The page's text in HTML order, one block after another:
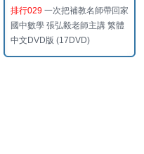
排行029 一次把補教名師帶回家
國中數學 張弘毅老師主講 繁體
中文DVD版 (17DVD)